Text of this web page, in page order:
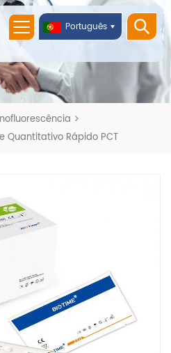
Português
Quantitativo Rápido PCT